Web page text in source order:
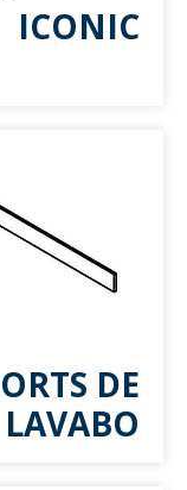
ICONIC
DE
LAVABO